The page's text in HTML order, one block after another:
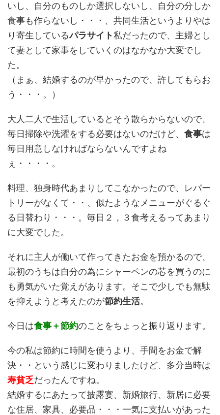
いし、自分のものしか選択しないし、自分の分しか
食事も作らないし・・・、共同生活というよりやは
り寄生しているパラサイト私だったので、主婦とし
て妻として家事をしていくのはなかなか大変でし
た。
（まぁ、結婚するのが早かったので、許してもらお
う・・・。）
大人二人で生活しているとそう散らからないので、
毎日掃除や洗濯をする必要はないのだけど、 食事は
毎日用意しなければならないんですよね
ぇ・・・・。
料理、独身時代あまりしてこなかったので、レパー
トリーがなくて・・、似たようなメニューがぐるぐ
る日替わり・・・。毎日２，３食考えるってあまり
に大変でした。
それに主人が働いて作ってきたお金を預かるので、
最初のうちは自分の為にシャーペンの芯を買うのに
も勇気がいた覚えがあります。そこで少しでも無駄
を抑えようと考えたのが節約生活。
今日は食事＋節約のことをちょっと振り返ります。
今の私は節約に時間を使うより、手間をお金で解
決・・という感じに変わりましたけど、多分当時は
寿貧乏だったんですね。
結婚するにあたって披露宴、新婚旅行、新居に必要
な住居、家具、必要品・・・一気に支払いがあった